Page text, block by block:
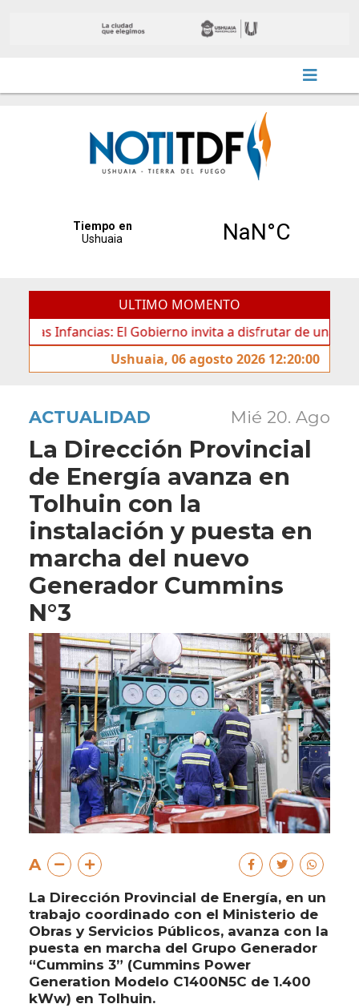
ULTIMO MOMENTO
Infancias: El Gobierno invita a disfrutar de una nueva
Ushuaia, 06 agosto 2026 12:20:00
ACTUALIDAD Mié 20. Ago
La Dirección Provincial
de Energía avanza en
Tolhuin con la
instalación y puesta en
marcha del nuevo
Generador Cummins
N°3
A
La Dirección Provincial de Energía, en un
trabajo coordinado con el Ministerio de
Obras y Servicios Públicos, avanza con la
puesta en marcha del Grupo Generador
“Cummins 3” (Cummins Power
Generation Modelo C1400N5C de 1.400
kWw) en Tolhuin.